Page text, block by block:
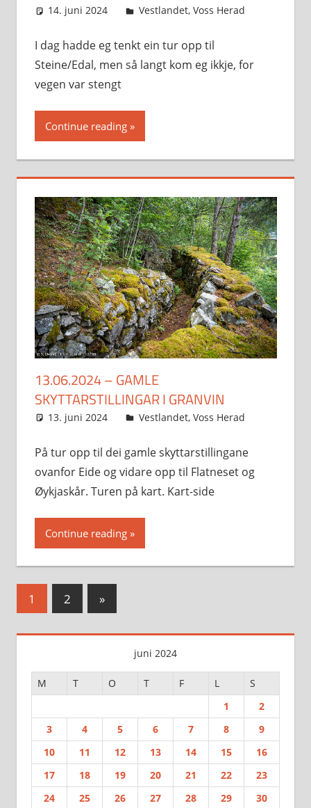
14. juni 2024 Svein
Vestlandet, Voss Herad
I dag hadde eg tenkt ein tur opp til
Steine/Edal, men så langt kom eg ikkje, for
vegen var stengt
Continue reading
13.06.2024 – GAMLE
SKYTTARSTILLINGAR I GRANVIN
13. juni 2024 Svein
Vestlandet, Voss Herad
På tur opp til dei gamle skyttarstillingane
ovanfor Eide og vidare opp til Flatneset og
Øykjaskår. Turen på kart. Kart-side
Continue reading
Sidepaginering
1 2
Next
Posts
»
juni 2024
M T O T F L
S
1
2
3
4 5 6 7 8
9
10
11 12 13 14 15
16
17
18 19 20 21 22
23
24
25 26 27 28 29
30